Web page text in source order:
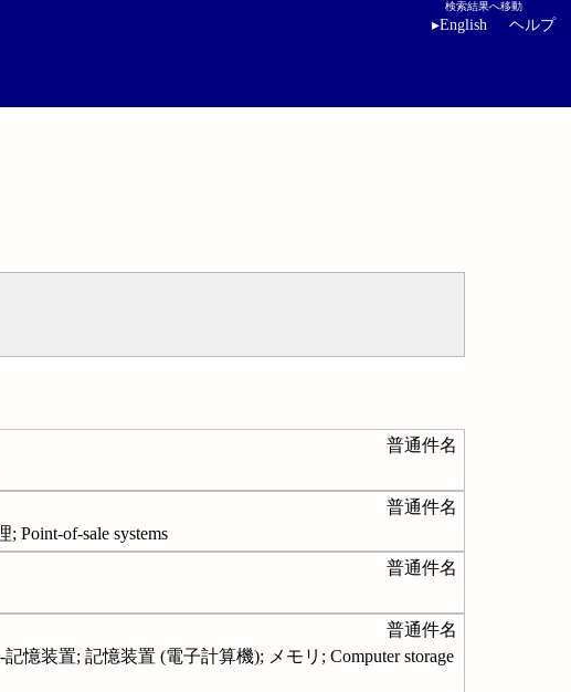
検索結果へ移動
▸English ヘルプ
普通件名
普通件名
of-sale systems
普通件名
普通件名
装置; 記憶装置 (電子計算機); メモリ; Computer storage